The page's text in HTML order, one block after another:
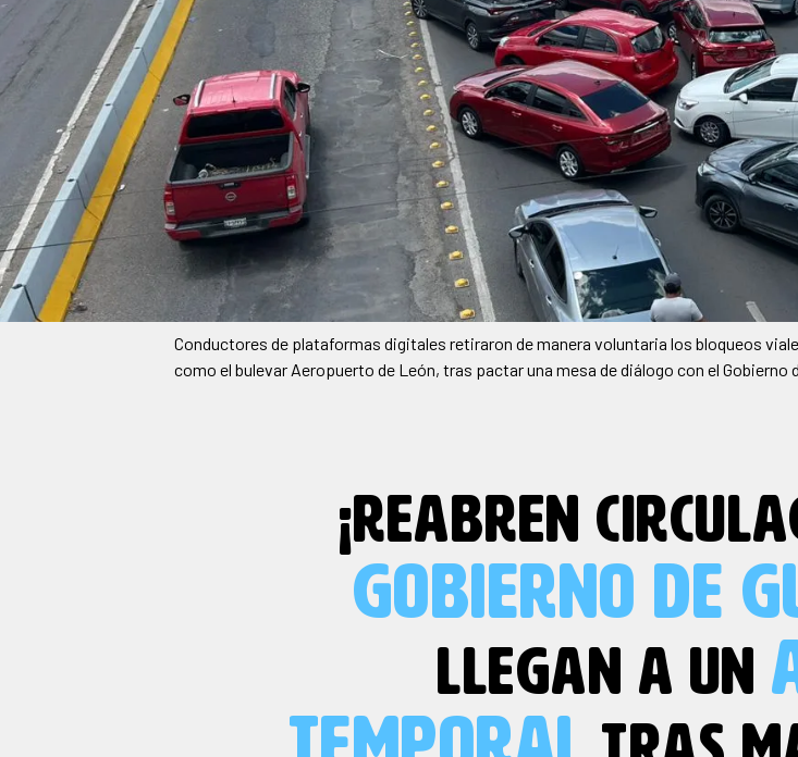
Conductores de plataformas digitales retiraron de manera voluntaria los bloqueos
como el bulevar Aeropuerto de León, tras pactar una mesa de diálogo con el Gobierno
¡REABREN
GOBIERNO DE
LLEGAN A UN